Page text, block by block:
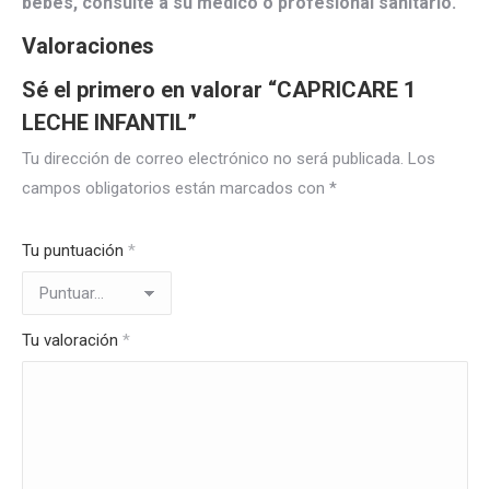
Valoraciones
Sé el primero en valorar “CAPRICARE 1
LECHE INFANTIL”
Tu dirección de correo electrónico no será publicada. Los
campos obligatorios están marcados con *
Tu puntuación *
Tu valoración *